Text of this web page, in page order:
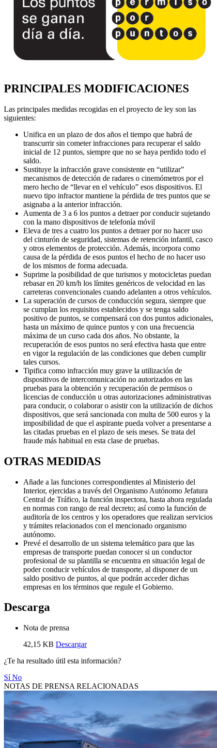
PRINCIPALES MODIFICACIONES
Las principales medidas recogidas en el proyecto de ley son las
siguientes:
Unifica en un plazo de dos años el tiempo que habrá de
transcurrir sin cometer infracciones para recuperar el saldo
inicial de 12 puntos, siempre que no se haya perdido todo el
saldo.
Sustituye la infracción grave consistente en “utilizar”
mecanismos de detección de radares o cinemómetros por el
mero hecho de “llevar en el vehículo” esos dispositivos. El
nuevo tipo infractor mantiene la pérdida de tres puntos que se
asignaba a la anterior infracción.
Aumenta de 3 a 6 los puntos a detraer por conducir sujetando
con la mano dispositivos de telefonía móvil
Eleva de tres a cuatro los puntos a detraer por no hacer uso
del cinturón de seguridad, sistemas de retención infantil, casco
y otros elementos de protección. Además, incorpora como
causa de la pérdida de esos puntos el hecho de no hacer uso
de los mismos de forma adecuada.
Suprime la posibilidad de que turismos y motocicletas puedan
rebasar en 20 km/h los límites genéricos de velocidad en las
carreteras convencionales cuando adelanten a otros vehículos.
La superación de cursos de conducción segura, siempre que
se cumplan los requisitos establecidos y se tenga saldo
positivo de puntos, se compensará con dos puntos adicionales,
hasta un máximo de quince puntos y con una frecuencia
máxima de un curso cada dos años. No obstante, la
recuperación de esos puntos no será efectiva hasta que entre
en vigor la regulación de las condiciones que deben cumplir
tales cursos.
Tipifica como infracción muy grave la utilización de
dispositivos de intercomunicación no autorizados en las
pruebas para la obtención y recuperación de permisos o
licencias de conducción u otras autorizaciones administrativas
para conducir, o colaborar o asistir con la utilización de dichos
dispositivos, que será sancionada con multa de 500 euros y la
imposibilidad de que el aspirante pueda volver a presentarse a
las citadas pruebas en el plazo de seis meses. Se trata del
fraude más habitual en esta clase de pruebas.
OTRAS MEDIDAS
Añade a las funciones correspondientes al Ministerio del
Interior, ejercidas a través del Organismo Autónomo Jefatura
Central de Tráfico, la función inspectora, hasta ahora regulada
en normas con rango de real decreto; así como la función de
auditoría de los centros y los operadores que realizan servicios
y trámites relacionados con el mencionado organismo
autónomo.
Prevé el desarrollo de un sistema telemático para que las
empresas de transporte puedan conocer si un conductor
profesional de su plantilla se encuentra en situación legal de
poder conducir vehículos de transporte, al disponer de un
saldo positivo de puntos, al que podrán acceder dichas
empresas en los términos que regule el Gobierno.
Descarga
Nota de prensa
42,15 KB Descargar
¿Te ha resultado útil esta información?
SíNo
NOTAS DE PRENSA RELACIONADAS